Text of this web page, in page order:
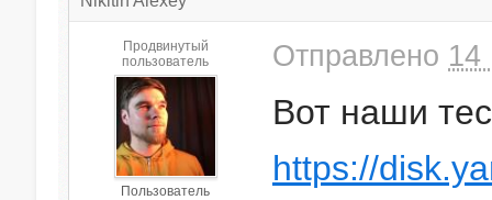
Продвинутый
пользователь
Пользователь
Отправлено 14
Вот наши
https://